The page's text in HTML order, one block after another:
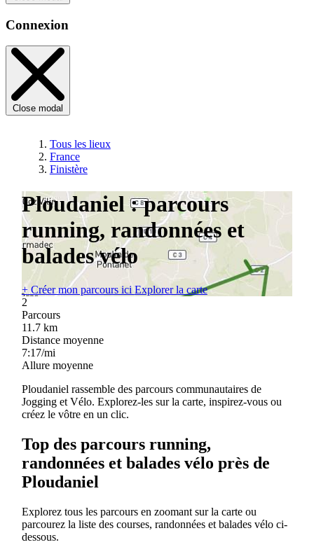
Connexion
Close modal
Tous les lieux
France
Finistère
Ploudaniel : parcours
running, randonnées et
balades vélo
+Créer mon parcours ici Explorer la carte
2
Parcours
11.7 km
Distance moyenne
7:17/mi
Allure moyenne
Ploudaniel rassemble des parcours communautaires de
Jogging et Vélo. Explorez-les sur la carte, inspirez-vous ou
créez le vôtre en un clic.
Top des parcours running,
randonnées et balades vélo près de
Ploudaniel
Explorez tous les parcours en zoomant sur la carte ou
parcourez la liste des courses, randonnées et balades vélo ci-
dessous.